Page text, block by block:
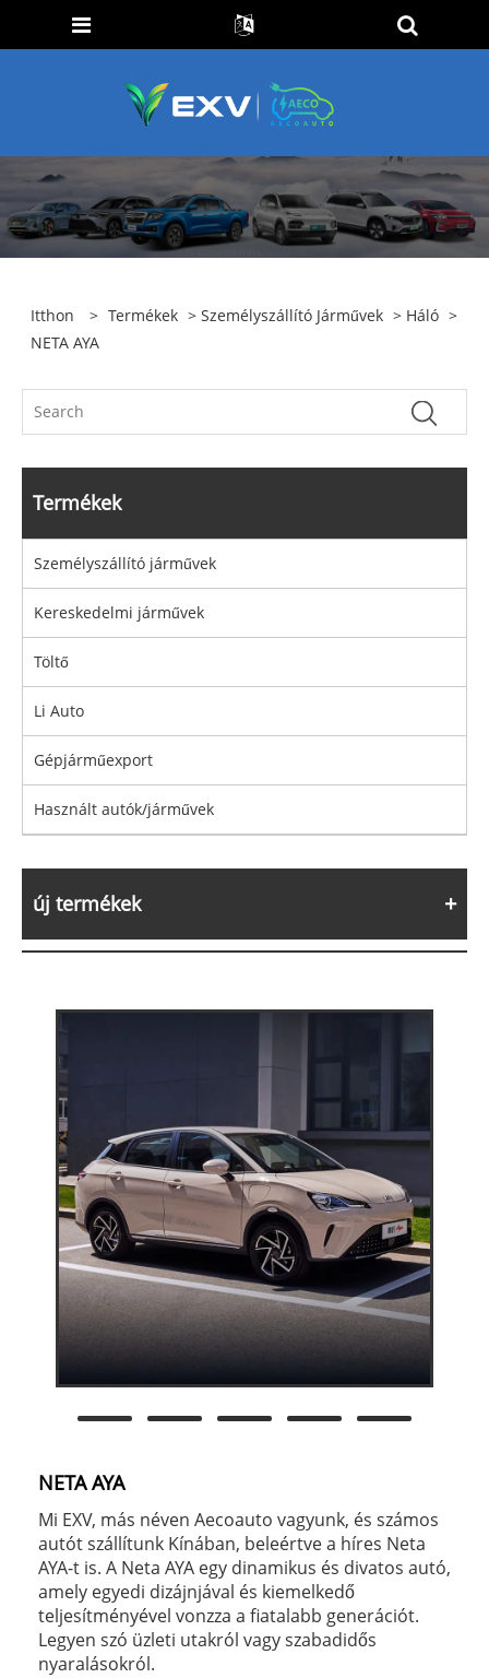
Itthon > Termékek >Személyszállító Járművek > Háló >
NETA AYA
Termékek
Személyszállító járművek
Kereskedelmi járművek
Töltő
Li Auto
Gépjárműexport
Használt autók/járművek
új termékek
NETA AYA
Mi EXV, más néven Aecoauto vagyunk, és számos
autót szállítunk Kínában, beleértve a híres Neta
AYA-t is. A Neta AYA egy dinamikus és divatos autó,
amely egyedi dizájnjával és kiemelkedő
teljesítményével vonzza a fiatalabb generációt.
Legyen szó üzleti utakról vagy szabadidős
nyaralásokról.